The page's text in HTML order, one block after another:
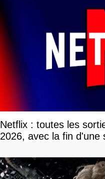
Netflix : toutes les
2026, avec la fin d'une